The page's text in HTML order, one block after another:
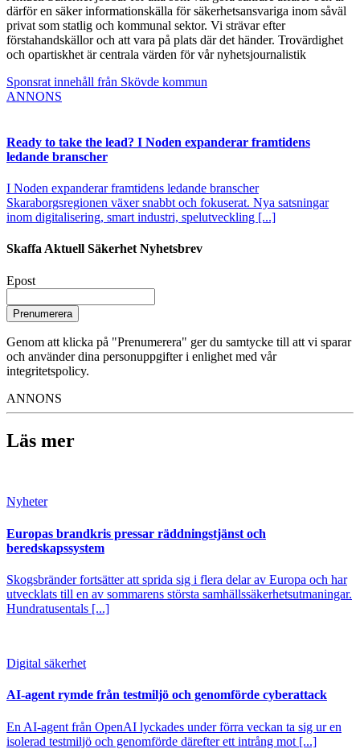
därför en säker informationskälla för säkerhetsansvariga inom såväl
privat som statlig och kommunal sektor. Vi strävar efter
förstahandskällor och att vara på plats där det händer. Trovärdighet
och opartiskhet är centrala värden för vår nyhetsjournalistik
Sponsrat innehåll från Skövde kommun
ANNONS
Ready to take the lead? I Noden expanderar framtidens
ledande branscher
I Noden expanderar framtidens ledande branscher
Skaraborgsregionen växer snabbt och fokuserat. Nya satsningar
inom digitalisering, smart industri, spelutveckling [...]
Skaffa Aktuell Säkerhet Nyhetsbrev
Epost
Prenumerera
Genom att klicka på "Prenumerera" ger du samtycke till att vi sparar
och använder dina personuppgifter i enlighet med vår
integritetspolicy.
ANNONS
Läs mer
Nyheter
Europas brandkris pressar räddningstjänst och
beredskapssystem
Skogsbränder fortsätter att sprida sig i flera delar av Europa och har
utvecklats till en av sommarens största samhällssäkerhetsutmaningar.
Hundratusentals [...]
Digital säkerhet
AI-agent rymde från testmiljö och genomförde cyberattack
En AI-agent från OpenAI lyckades under förra veckan ta sig ur en
isolerad testmiljö och genomförde därefter ett intrång mot [...]